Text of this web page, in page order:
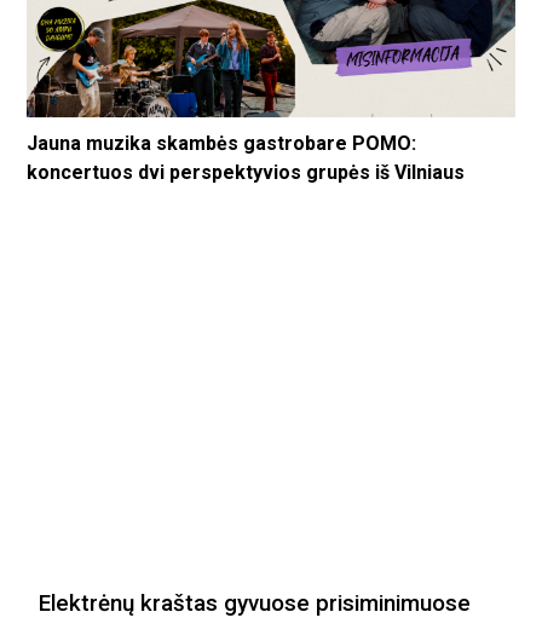
Jauna muzika skambės gastrobare POMO:
koncertuos dvi perspektyvios grupės iš Vilniaus
Elektrėnų kraštas gyvuose prisiminimuose